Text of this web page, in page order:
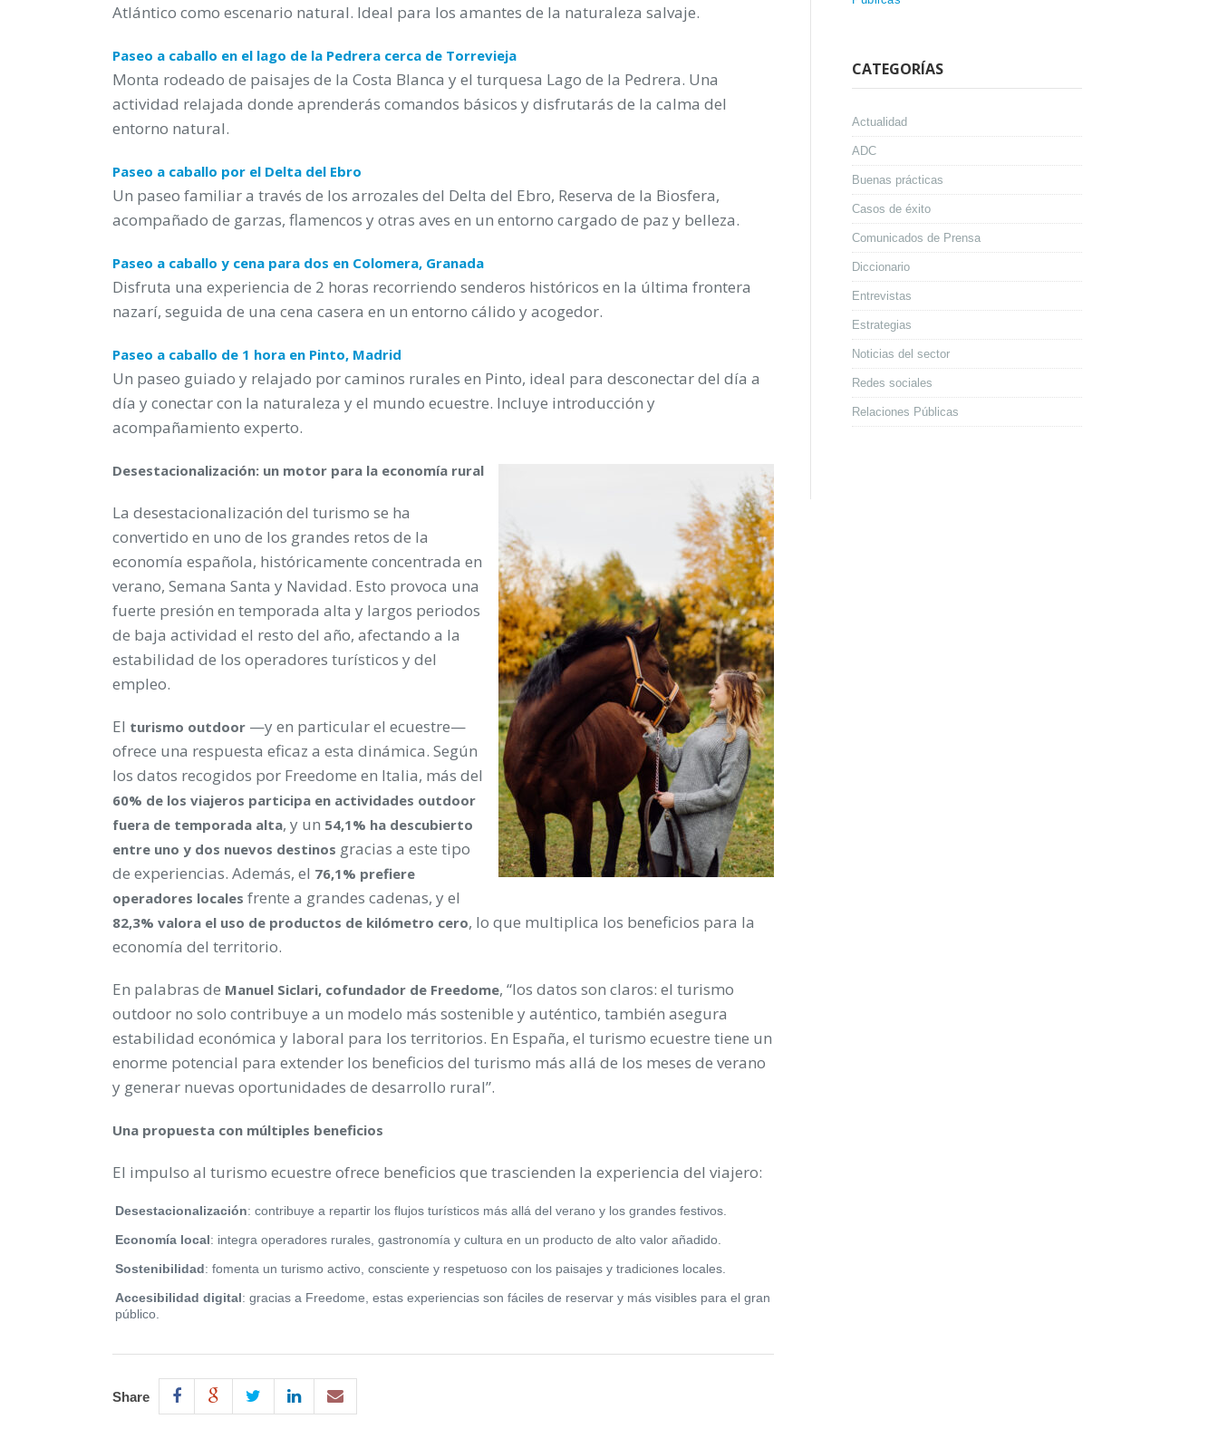
Atlántico como escenario natural. Ideal para los amantes de la naturaleza salvaje.
Paseo a caballo en el lago de la Pedrera cerca de Torrevieja
Monta rodeado de paisajes de la Costa Blanca y el turquesa Lago de la Pedrera. Una
actividad relajada donde aprenderás comandos básicos y disfrutarás de la calma del
entorno natural.
Paseo a caballo por el Delta del Ebro
Un paseo familiar a través de los arrozales del Delta del Ebro, Reserva de la Biosfera,
acompañado de garzas, flamencos y otras aves en un entorno cargado de paz y belleza.
Paseo a caballo y cena para dos en Colomera, Granada
Disfruta una experiencia de 2 horas recorriendo senderos históricos en la última frontera
nazarí, seguida de una cena casera en un entorno cálido y acogedor.
Paseo a caballo de 1 hora en Pinto, Madrid
Un paseo guiado y relajado por caminos rurales en Pinto, ideal para desconectar del día a
día y conectar con la naturaleza y el mundo ecuestre. Incluye introducción y
acompañamiento experto.
Desestacionalización: un motor para la economía rural
La desestacionalización del turismo se ha
convertido en uno de los grandes retos de la
economía española, históricamente concentrada en
verano, Semana Santa y Navidad. Esto provoca una
fuerte presión en temporada alta y largos periodos
de baja actividad el resto del año, afectando a la
estabilidad de los operadores turísticos y del
empleo.
El turismo outdoor —y en particular el ecuestre—
ofrece una respuesta eficaz a esta dinámica. Según
los datos recogidos por Freedome en Italia, más del
60% de los viajeros participa en actividades outdoor
fuera de temporada alta, y un 54,1% ha descubierto
entre uno y dos nuevos destinos gracias a este tipo
de experiencias. Además, el 76,1% prefiere
operadores locales frente a grandes cadenas, y el
82,3% valora el uso de productos de kilómetro cero, lo que multiplica los beneficios para la
economía del territorio.
En palabras de Manuel Siclari, cofundador de Freedome, “los datos son claros: el turismo
outdoor no solo contribuye a un modelo más sostenible y auténtico, también asegura
estabilidad económica y laboral para los territorios. En España, el turismo ecuestre tiene un
enorme potencial para extender los beneficios del turismo más allá de los meses de verano
y generar nuevas oportunidades de desarrollo rural”.
Una propuesta con múltiples beneficios
El impulso al turismo ecuestre ofrece beneficios que trascienden la experiencia del viajero:
Desestacionalización: contribuye a repartir los flujos turísticos más allá del verano y los grandes festivos.
Economía local: integra operadores rurales, gastronomía y cultura en un producto de alto valor añadido.
Sostenibilidad: fomenta un turismo activo, consciente y respetuoso con los paisajes y tradiciones locales.
Accesibilidad digital: gracias a Freedome, estas experiencias son fáciles de reservar y más visibles para el gran
público.
Share
CATEGORÍAS
Actualidad
ADC
Buenas prácticas
Casos de éxito
Comunicados de Prensa
Diccionario
Entrevistas
Estrategias
Noticias del sector
Redes sociales
Relaciones Públicas